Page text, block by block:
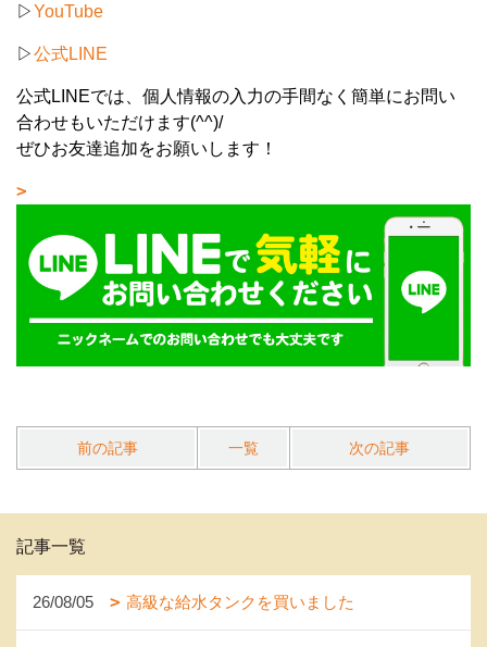
▷YouTube
▷公式LINE
公式LINEでは、個人情報の入力の手間なく簡単にお問い
合わせもいただけます(^^)/
ぜひお友達追加をお願いします！
前の記事 一覧 次の記事
記事一覧
26/08/05 高級な給水タンクを買いました